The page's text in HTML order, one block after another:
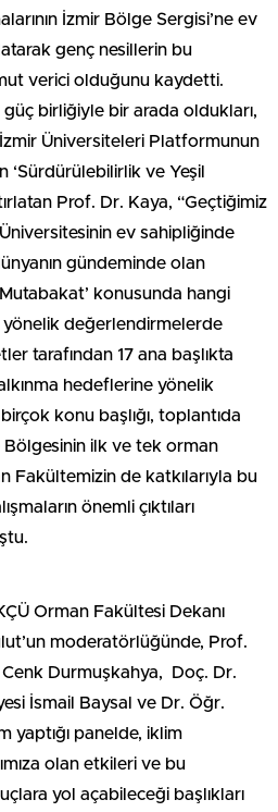
İzmir Bölge Sergisi’ne ev
genç nesillerin bu
verici olduğunu kaydetti.
birliğiyle bir arada oldukları,
Üniversiteleri Platformunun
‘Sürdürülebilirlik ve Yeşil
Prof. Dr. Kaya, “Geçtiğimiz
ev sahipliğinde
gündeminde olan
konusunda hangi
yönelik değerlendirmelerde
tarafından 17 ana başlıkta
hedeflerine yönelik
konu başlığı, toplantıda
Bölgesinin ilk ve tek orman
Fakültemizin de katkılarıyla bu
önemli çıktıları
Orman Fakültesi Dekanı
moderatörlüğünde, Prof.
Durmuşkahya, Doç. Dr.
İsmail Baysal ve Dr. Öğr.
yaptığı panelde, iklim
olan etkileri ve bu
yol açabileceği başlıkları